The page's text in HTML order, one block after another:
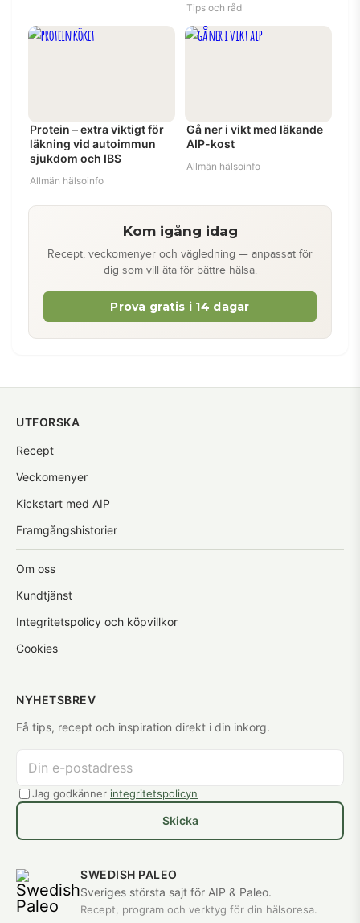
Tips och råd
Protein – extra viktigt för
läkning vid autoimmun
sjukdom och IBS
Allmän hälsoinfo
Gå ner i vikt med läkande
AIP-kost
Allmän hälsoinfo
Kom igång idag
Recept, veckomenyer och vägledning — anpassat för
dig som vill äta för bättre hälsa.
Prova gratis i 14 dagar
SWEDISH PALEO
Sveriges största sajt för AIP & Paleo.
Recept, program och verktyg för din hälsoresa.
UTFORSKA
Recept
Veckomenyer
Kickstart med AIP
Framgångshistorier
Om oss
Kundtjänst
Integritetspolicy och köpvillkor
Cookies
NYHETSBREV
Få tips, recept och inspiration direkt i din inkorg.
Jag godkänner integritetspolicyn
Skicka